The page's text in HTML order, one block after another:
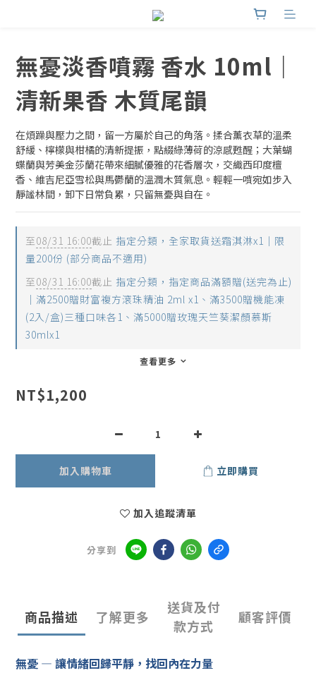
無憂淡香噴霧 香水 10ml｜
清新果香 木質尾韻
在煩躁與壓力之間，留一方屬於自己的角落。揉合薰衣草的溫柔
舒緩、檸檬與柑橘的清新提振，點綴綠薄荷的涼感甦醒；大葉蝴
蝶蘭與芳美金莎蘭花帶來細膩優雅的花香層次，交織西印度檀
香、維吉尼亞雪松與馬鬱蘭的溫潤木質氣息。輕輕一噴宛如步入
靜謐林間，卸下日常負累，只留無憂與自在。
至08/31 16:00截止 指定分類，全家取貨送霜淇淋x1｜限
量200份 (部分商品不適用)
至08/31 16:00截止 指定分類，指定商品滿額贈(送完為止)
｜滿2500贈財富複方滾珠精油 2ml x1、滿3500贈機能凍
(2入/盒)三種口味各1、滿5000贈玫瑰天竺葵潔顏慕斯
30mlx1
查看更多
NT$1,200
加入購物車 立即購買
加入追蹤清單
分享到
商品描述 了解更多
送貨及付
款方式
顧客評價
無憂 — 讓情緒回歸平靜，找回內在力量